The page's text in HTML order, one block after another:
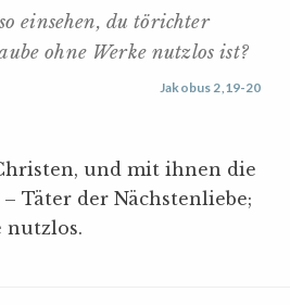
einsehen, du törichter
ohne Werke nutzlos ist?
Jakobus 2,19-20
und mit ihnen die
Täter der Nächstenliebe;
nutzlos.